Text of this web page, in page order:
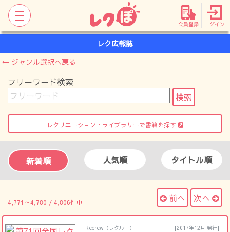
会員登録 ログイン
レク広報誌
ジャンル選択へ戻る
フリーワード検索
レクリエーション・ライブラリーで書籍を探す
新着順 人気順 タイトル順
4,771～4,780 / 4,806件中 前へ 次へ
Recrew（レクルー） [2017年12月 発行]